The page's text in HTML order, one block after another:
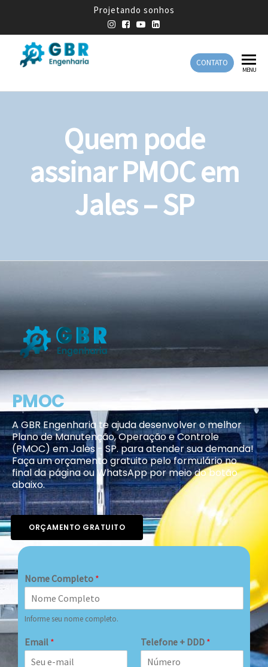
Projetando sonhos
Engenharia
Engenharia
CONTATO
MENU
Quem pode
assinar PMOC em
Jales – SP
PMOC
A GBR Engenharia te ajuda desenvolver o melhor
Plano de Manutenção, Operação e Controle
(PMOC) em Jales - SP. para atender sua demanda!
Faça um orçamento gratuito pelo formulário no
final da página ou WhatsApp por meio do botão
abaixo.
ORÇAMENTO GRATUITO
Nome Completo *
Informe seu nome completo.
Email * Telefone + DDD *